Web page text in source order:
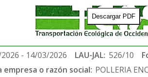
Descargar PDF
- 14/03/2026 LAU-JAL: 526/10
empresa o razón social: POLLERIA